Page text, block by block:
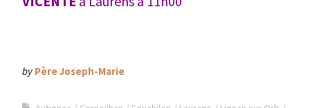
by Père Joseph-Marie